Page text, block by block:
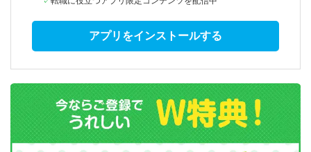
アプリをインストールする